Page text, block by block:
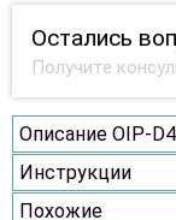
Остались
Получите
Описание OIP-
Инструкции
Похожие